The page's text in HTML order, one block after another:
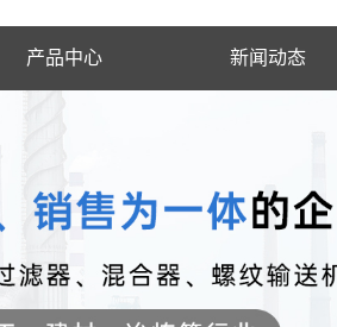
产品中心 新闻动态